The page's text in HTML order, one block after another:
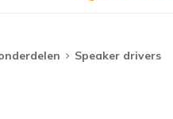
Speaker drivers